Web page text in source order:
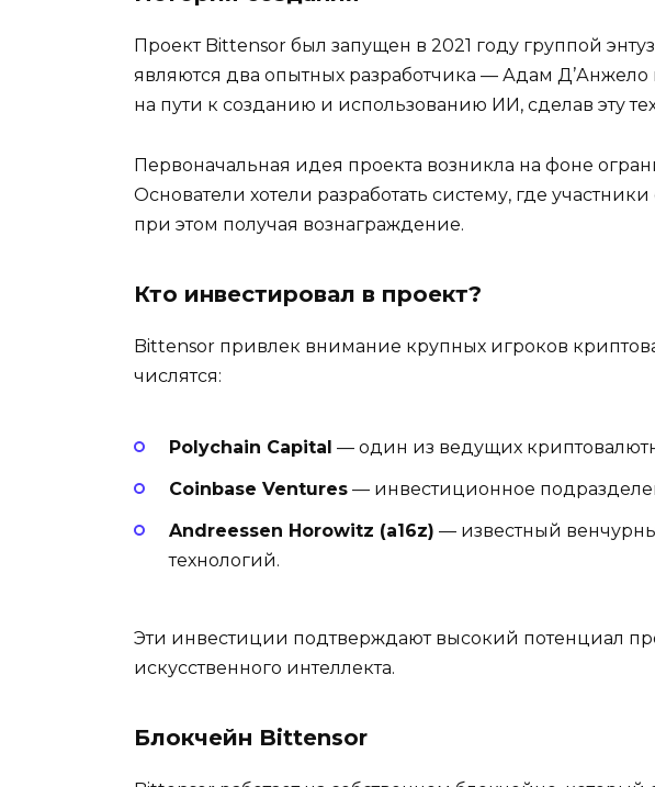
Проект Bittensor был запущен в 2021 году группой
являются два опытных разработчика — Адам
на пути к созданию и использованию ИИ, сделав эту
Первоначальная идея проекта возникла на фоне
Основатели хотели разработать систему, где
при этом получая вознаграждение.
Кто инвестировал в проект?
Bittensor привлек внимание крупных игроков
числятся:
Polychain Capital — один из ведущих
Coinbase Ventures — инвестиционное
Andreessen Horowitz (a16z) — известный
технологий.
Эти инвестиции подтверждают высокий потенциал
искусственного интеллекта.
Блокчейн Bittensor